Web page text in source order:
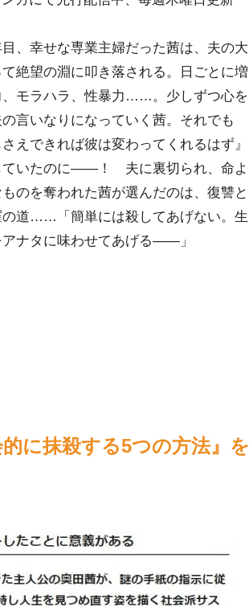
、幸せな専業主婦だった茜は、夫の大
絶望の淵に叩き落される。日ごとに増
、モラハラ、性暴力……。少しずつ心を
言いなりになっていく茜。それでも
さえできれば彼は変わってくれるはず』
ていたのに――！ 夫に裏切られ、命よ
ものを奪われた茜が選んだのは、復讐と
の道……「簡単には殺してあげない。生
アナタに味わせてあげる――」
に抹殺する5つの方法』を